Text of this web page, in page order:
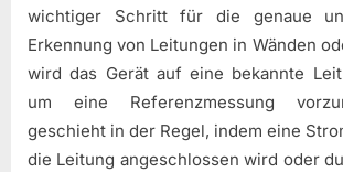
wichtiger Schritt für die genaue
Erkennung von Leitungen in Wänden
wird das Gerät auf eine bekannte
um eine Referenzmessung
geschieht in der Regel, indem eine
die Leitung angeschlossen wird oder